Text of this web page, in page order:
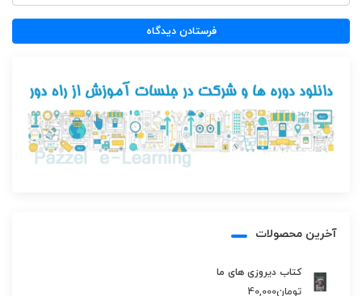
آخرین محصولات
کتاب دیروزی های ما
تومان40,000